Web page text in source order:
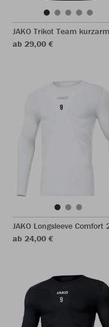
JAKO Trikot Team kurzarm
ab 29,00 €
JAKO Longsleeve Comfort
ab 24,00 €